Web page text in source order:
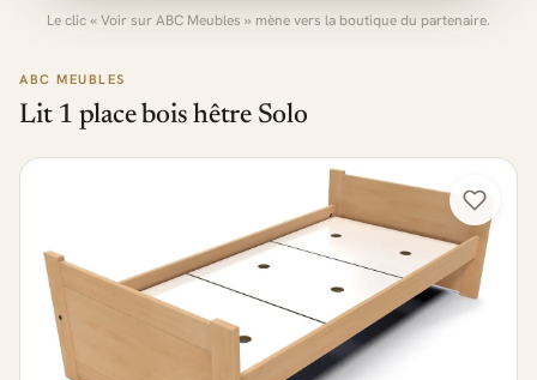
ABC MEUBLES
Lit 1 place bois hêtre Solo
Le clic « Voir sur ABC Meubles » mène vers la boutique du partenaire.